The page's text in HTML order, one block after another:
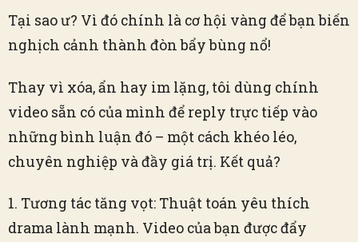
Tại sao ư? Vì đó chính là cơ hội vàng để bạn biến
nghịch cảnh thành đòn bẩy bùng nổ!
Thay vì xóa, ẩn hay im lặng, tôi dùng chính
video sẵn có của mình để reply trực tiếp vào
những bình luận đó – một cách khéo léo,
chuyên nghiệp và đầy giá trị. Kết quả?
1. Tương tác tăng vọt: Thuật toán yêu thích
drama lành mạnh. Video của bạn được đẩy